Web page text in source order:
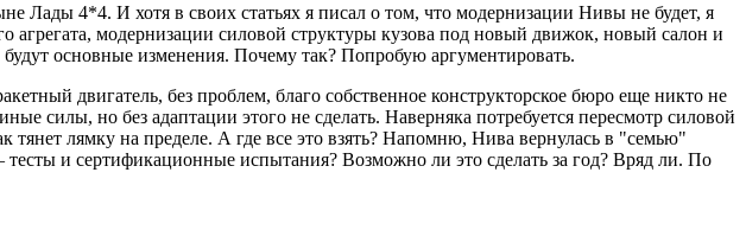
Лады 4*4. И хотя в своих статьях я писал о том, что модернизации Нивы не будет, я
агрегата, модернизации силовой структуры кузова под новый движок, новый салон и
основные изменения. Почему так? Попробую аргументировать.
двигатель, без проблем, благо собственное конструкторское бюро еще никто не
силы, но без адаптации этого не сделать. Наверняка потребуется пересмотр силовой
лямку на пределе. А где все это взять? Напомню, Нива вернулась в "семью"
и сертификационные испытания? Возможно ли это сделать за год? Вряд ли. По